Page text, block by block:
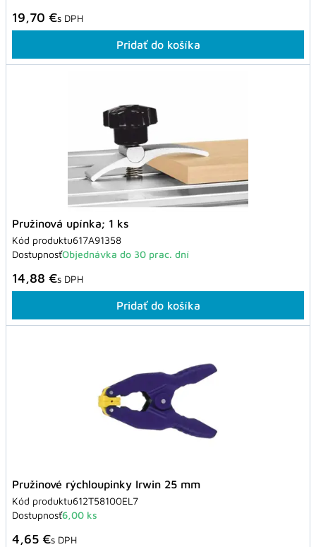
19,70 €s DPH
Pridať do košíka
Pružinová upínka; 1 ks
Kód produktu617A91358
DostupnosťObjednávka do 30 prac. dní
14,88 €s DPH
Pridať do košíka
Pružinové rýchloupinky Irwin 25 mm
Kód produktu612T58100EL7
Dostupnosť6,00 ks
4,65 €s DPH